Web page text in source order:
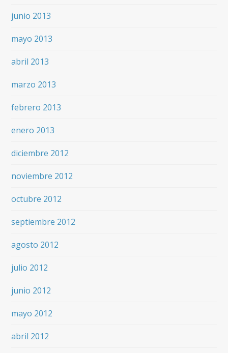
junio 2013
mayo 2013
abril 2013
marzo 2013
febrero 2013
enero 2013
diciembre 2012
noviembre 2012
octubre 2012
septiembre 2012
agosto 2012
julio 2012
junio 2012
mayo 2012
abril 2012